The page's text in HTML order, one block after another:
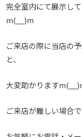
完全室内にて展示し
m(__)m
ご来店の際に当店の
と、
大変助かります
ご来店が難しい場合